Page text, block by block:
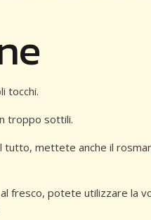
tocchi.
troppo sottili.
mettete anche il
fresco, potete utilizzare la